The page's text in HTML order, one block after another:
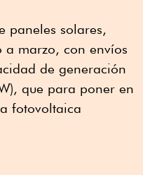
paneles solares,
a marzo, con envíos
de generación
que para poner en
fotovoltaica